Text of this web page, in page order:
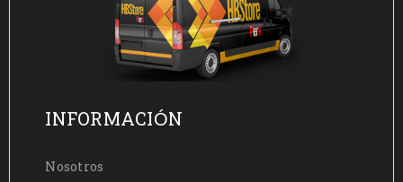
INFORMACIÓN
Nosotros